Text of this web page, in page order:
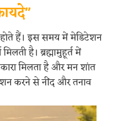
हैं। इस समय में मेडिटेशन
है। ब्रह्मामुहूर्त में
मिलता है और मन शांत
करने से नींद और तनाव